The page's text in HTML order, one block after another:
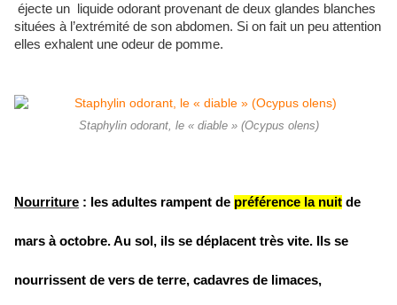
éjecte un liquide odorant provenant de deux glandes blanches
situées à l’extrémité de son abdomen. Si on fait un peu attention
elles exhalent une odeur de pomme.
Staphylin odorant, le « diable » (Ocypus olens)
Nourriture : les adultes rampent de préférence la nuit de
mars à octobre. Au sol, ils se déplacent très vite. Ils se
nourrissent de vers de terre, cadavres de limaces,